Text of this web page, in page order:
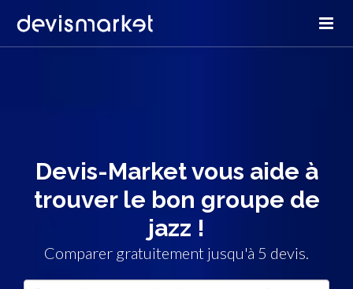
Devis-Market vous aide à
trouver le bon groupe de
jazz !
Comparer gratuitement jusqu'à 5 devis.